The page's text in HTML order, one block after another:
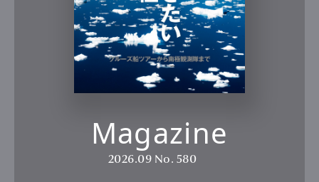
Magazine
2026.09 No. 580